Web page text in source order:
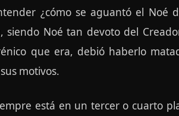
¿cómo se aguantó el Noé
siendo Noé tan devoto del
que era, debió haberlo
motivos.
está en un tercer o cuarto